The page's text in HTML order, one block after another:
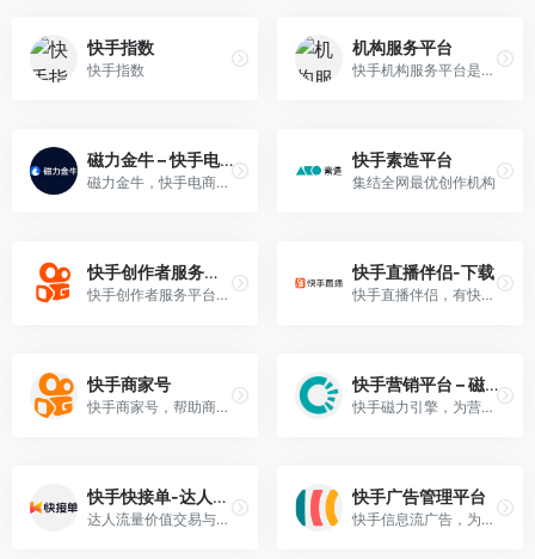
快手指数
快手指数
机构服务平台
快手机构服务平台是一个为内容创作机构、直播公会、服务号服务商提供的一站式经营平台。支持机构开通对公合作资质、对公结算服务，参与机构评级享受官方扶持，获取官方信息等；并提供成员管理、数据分析、推广工具等功能，帮助机构提升经营能力
磁力金牛 – 快手电商商家广告投放平台
磁力金牛，快手电商商家一体化营销平台，整合电商投放能力，全链提升营销效果，磁力金牛让生意智能化，让营销简单化。
快手素造平台
集结全网最优创作机构
快手创作者服务平台
快手创作者服务平台为创作者和机构提供强大的运营管理、高清视频上传、多维度数据分析、内容生产等辅助工具、依托平台丰富的资源提供热点趋势，更好的服务每个创作者。
快手直播伴侣-下载
快手直播伴侣，有快手直播权限的小伙伴才能使用直播伴侣哦~
快手商家号
快手商家号，帮助商家快速打造商业社交关系链。
快手营销平台 – 磁力引擎
快手磁力引擎，为营销创造双LIU价值。
快手快接单-达人流量价值交易与管理平台
达人流量价值交易与管理平台
快手广告管理平台
快手信息流广告，为您和用户搭建桥梁。